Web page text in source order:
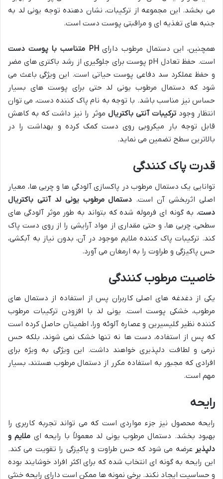
می بخشد. این مجموعه از ترکیبات، نشان دهنده توجه یونی لد به
جنبه های تغذیه ای و مراقبتی پوست دست است.
همچنین، این دستمال مرطوب دارایPH متناسب با پوست دست
است. حفظ تعادل pH پوست برای جلوگیری از رشد باکتری های مضر
و حفظ عملکرد سد دفاعی پوست حیاتی است. این ویژگی باعث می
شود که دستمال مرطوب یونی لد حتی برای پوست های بسیار
حساس نیز مناسب باشد. با توجه به نام پاک کننده دست، می توان
انتظار وجودترکیبات آنتی باکتریال موثر را نیز داشت که به کاهش
قابل توجه بار میکروبی روی دست کمک کرده و بهداشت را در
بالاترین سطح تضمین می نماید.
قدرت پاک کنندگی
توانایی یک دستمال مرطوب در پاکسازی آلودگی ها و چربی ها، معیار
اصلی اثربخشی آن است. دستمال مرطوب یونی لد آنتی باکتریال
دست، به گونه ای فرموله شده که بتواند به طور موثر آلودگی های
سطحی، چربی ها، و حتی مقداری از مواد آرایشی را از روی دست پاک
کند. ترکیبات پاک کننده ملایم موجود در آن، بدون نیاز به آبکشی،
حس پاکیزگی و طراوت را به ارمغان می آورد.
خاصیت مرطوب کنندگی
یکی از دغدغه های اصلی کاربران پس از استفاده از دستمال های
مرطوب، خشکی پوست است. یونی لد با افزودن ترکیبات مرطوب
کننده نظیر گلیسیرین و عصاره آلوئه ورا، اطمینان حاصل کرده است
که پس از استفاده، دست ها نه تنها خشک نمی شوند، بلکه حس
نرمی و لطافت دلپذیری خواهند داشت. این ویژگی به ویژه برای
افرادی که مجبور به استفاده مکرر از دستمال مرطوب هستند، بسیار
مهم است.
رایحه
رایحه محصول نیز جزء مواردی است که می تواند تجربه کاربری را
بهبود بخشد. دستمال مرطوب یونی لد معمولاً با رایحه ای ملایم و
دلپذیر عرضه می شود که حس طراوت و پاکیزگی را تقویت می کند.
این رایحه به گونه ای انتخاب شده که برای اکثر افراد خوشایند بوده
و حساسیت ایجاد نکند. برخی نمونه ها ممکن است دارای رایحه خنثی